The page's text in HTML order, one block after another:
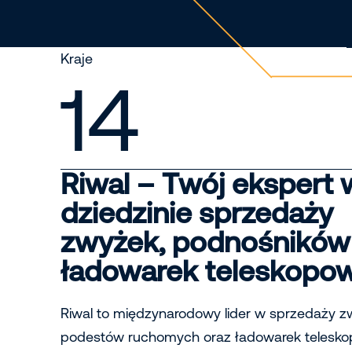
Kraje
14
Riwal – Twój ekspert
dziedzinie sprzedaży
zwyżek,
ładowarek
Riwal to międzynarodowy lider w sprzedaży
podestów ruchomych oraz ładowarek